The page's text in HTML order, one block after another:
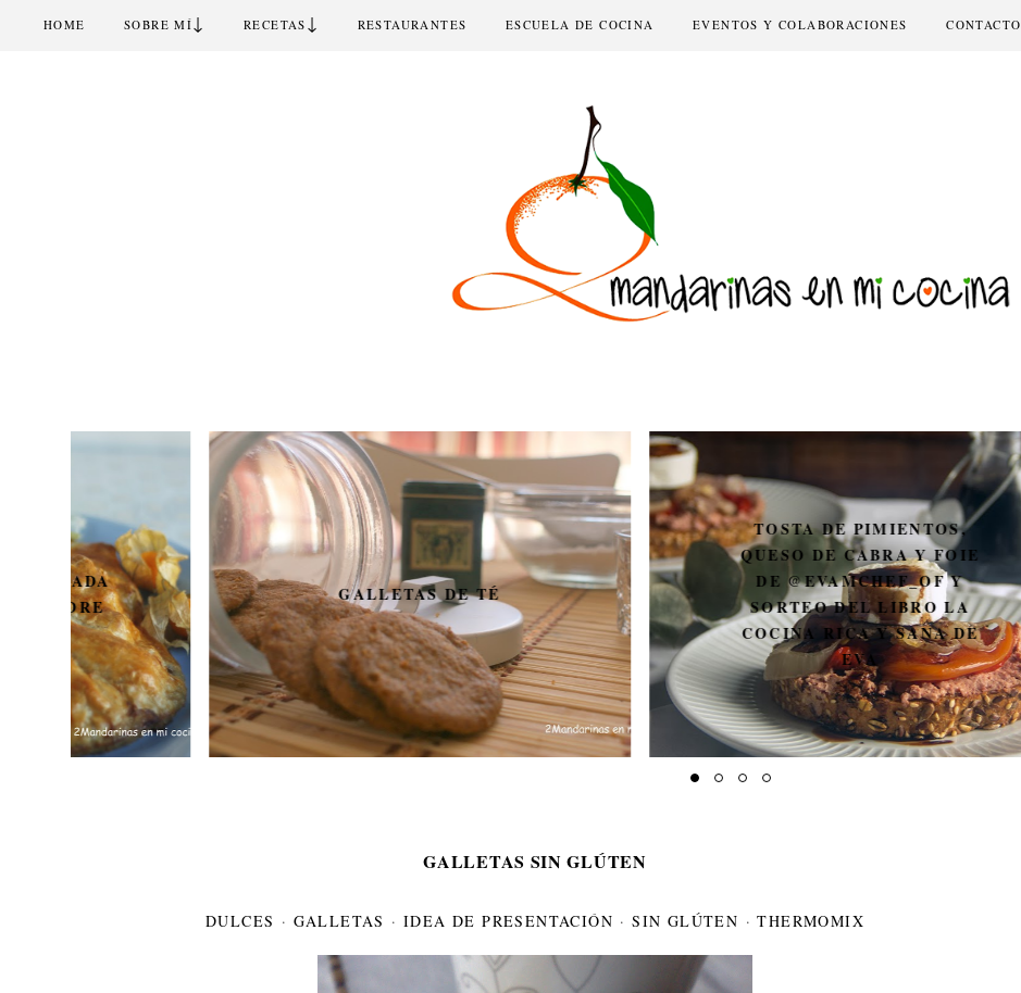
HOME SOBRE MÍ↓ RECETAS ↓ RESTAURANTES ESCUELA DE COCINA EVENTOS Y COLABORACIONES CONTACTO
GALLETAS DE TÉ
TOSTA DE PIMIENTOS,
QUESO DE CABRA Y FOIE
DE @EVAMCHEF_OF Y
SORTEO DEL LIBRO LA
COCINA RICA Y SANA DE
EVA
GALLETAS SIN GLÚTEN
DULCES · GALLETAS · IDEA DE PRESENTACIÓN ·SIN GLÚTEN ·THERMOMIX